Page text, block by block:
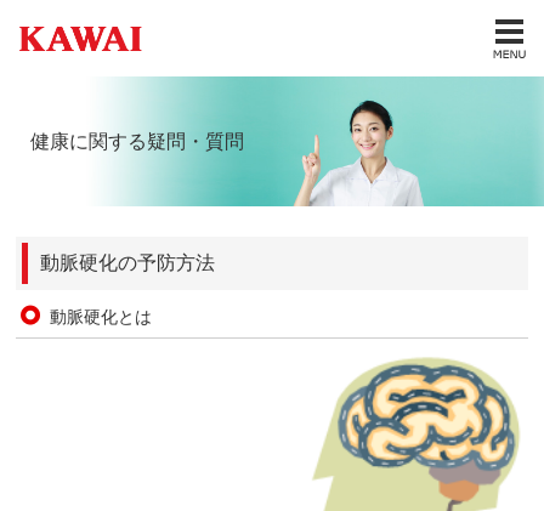
健康に関する疑問・質問
動脈硬化の予防方法
動脈硬化とは